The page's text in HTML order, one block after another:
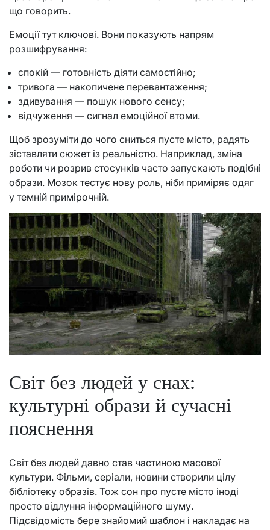
що говорить.
Емоції тут ключові. Вони показують напрям
розшифрування:
спокій — готовність діяти самостійно;
тривога — накопичене перевантаження;
здивування — пошук нового сенсу;
відчуження — сигнал емоційної втоми.
Щоб зрозуміти до чого сниться пусте місто, радять
зіставляти сюжет із реальністю. Наприклад, зміна
роботи чи розрив стосунків часто запускають подібні
образи. Мозок тестує нову роль, ніби приміряє одяг
у темній примірочній.
Світ без людей у снах:
культурні образи й сучасні
пояснення
Світ без людей давно став частиною масової
культури. Фільми, серіали, новини створили цілу
бібліотеку образів. Тож сон про пусте місто іноді
просто відлуння інформаційного шуму.
Підсвідомість бере знайомий шаблон і накладає на